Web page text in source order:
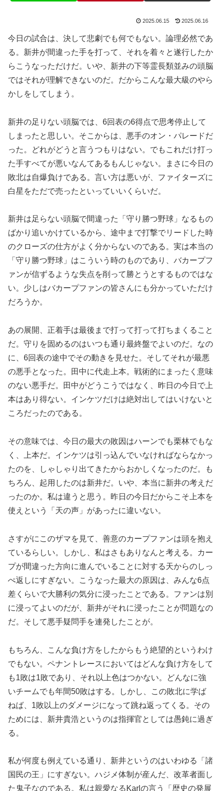
2025.06.15 2025.06.16
今日の試合は、決して悲劇でも何でもない。論理必然であ
る。新井が間違った手を打って、それを着々と遂行したか
らこうなっただけだ。いや、新井の下等霊長類並みの頭脳
ではそれが理解できないのだ。だからこんな最大級のやら
かしをしてしまう。
新井の足りない頭脳では、6回表の6得点で思考停止して
しまったと思しい。そこからは、悪手のオン・パレードだ
った。どれがどうと言うつもりはない。でもこれだけ打っ
た手すべてが悪いなんてあるもんじゃない。まさに今日の
敗北は自爆負けである。言い方は悪いが、ファイターズに
白星をただで売ったといっていいくらいだ。
新井は足らない頭脳で間違った「守り勝つ野球」なるもの
ばかり追いかけているから、途中まで打撃でリードした時
のクローズの仕方がよく分からないのである。実は本当の
「守り勝つ野球」はこういう時のものであり、バカープフ
ァンが信ずるような失点を削って勝とうとするものではな
い。少しはバカープファンの皆さんにも分かっていただけ
だろうか。
あの展開、正着手は最後まで打って打って打ちまくること
だ。守りを固めるのはいつも通り最終盤でよいのだ。なの
に、6回表の途中でその動きを見せた。そしてそれが最悪
の悪手となった。田中に代走上本。戦術的にまったく意味
のない悪手だ。田中がどうこうではなく、昨日の今日で上
本はあり得ない。インケツだけは絶対出してはいけないと
ころだったのである。
その意味では、今日の最大の敗因はハーンでも栗林でもな
く、上本だ。インケツは引っ込んでいなければならなかっ
たのを、しゃしゃり出てきたからおかしくなったのだ。も
ちろん、起用したのは新井だ。いや、本当に新井の考えだ
ったのか。私は違うと思う。昨日の今日だからこそ上本を
使えという「天の声」があったに違いない。
さすがにこのザマを見て、善意のカープファンは頭を抱え
ているらしい。しかし、私はさもありなんと考える。カー
プが間違った方向に進んでいることに対する天からのしっ
ぺ返しにすぎない。こうなった最大の原因は、みんな6点
差くらいで大勝利の気分に浸ったことである。ファンは別
に浸ってよいのだが、新井がそれに浸ったことが問題なの
だ。そして悪手疑問手を連発したことが。
もちろん、こんな負け方をしたからもう絶望的というわけ
でもない。ペナントレースにおいてはどんな負け方をして
も1敗は1敗であり、それ以上色はつかない。どんなに強
いチームでも年間50敗はする。しかし、この敗北に学ば
ねば、1敗以上のダメージになって跳ね返ってくる。その
ためには、新井貴浩というのは指揮官としては愚鈍に過ぎ
る。
私が何度も例えている通り、新井というのはいわゆる「諸
国民の王」にすぎない。ハジメ体制が産んだ、改革者面し
た鬼子なのである。私は親愛なるKarlの言う「歴史の発展